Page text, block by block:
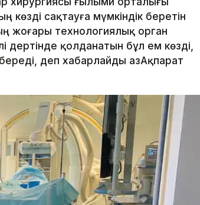
сақтауға мүмкіндік беретін
жоғары технологиялық орган
дертінде қолданатын бұл ем көзді,
береді, деп хабарлайды ҚазАқпарат